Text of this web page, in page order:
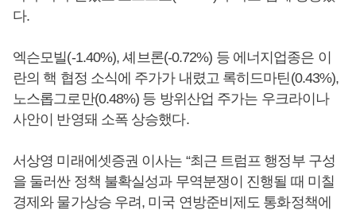
다.
엑슨모빌(-1.40%), 셰브론(-0.72%) 등 에너지업종은 이
란의 핵 협정 소식에 주가가 내렸고 록히드마틴(0.43%),
노스롭그로만(0.48%) 등 방위산업 주가는 우크라이나
사안이 반영돼 소폭 상승했다.
서상영 미래에셋증권 이사는 “최근 트럼프 행정부 구성
을 둘러싼 정책 불확실성과 무역분쟁이 진행될 때 미칠
경제와 물가상승 우려, 미국 연방준비제도 통화정책에